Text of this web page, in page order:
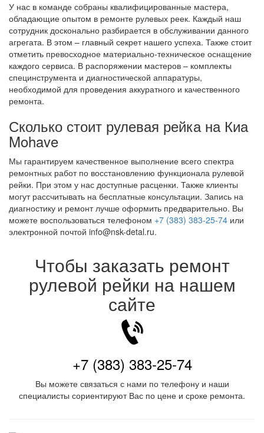
У нас в команде собраны квалифицированные мастера,
обладающие опытом в ремонте рулевых реек. Каждый наш
сотрудник досконально разбирается в обслуживании данного
агрегата. В этом – главный секрет нашего успеха. Также стоит
отметить превосходное материально-техническое оснащение
каждого сервиса. В распоряжении мастеров – комплекты
специнструмента и диагностической аппаратуры,
необходимой для проведения аккуратного и качественного
ремонта.
Сколько стоит рулевая рейка на Киа
Mohave
Мы гарантируем качественное выполнение всего спектра
ремонтных работ по восстановлению функционала рулевой
рейки. При этом у нас доступные расценки. Также клиенты
могут рассчитывать на бесплатные консультации. Запись на
диагностику и ремонт лучше оформить предварительно. Вы
можете воспользоваться телефоном +7 (383) 383-25-74 или
электронной почтой info@nsk-detal.ru.
Чтобы заказать ремонт
рулевой рейки на нашем
сайте
+7 (383) 383-25-74
Вы можете связаться с нами по телефону и наши
специалисты сориентируют Вас по цене и сроке ремонта.